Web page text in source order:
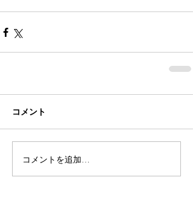
コメント
コメントを追加…